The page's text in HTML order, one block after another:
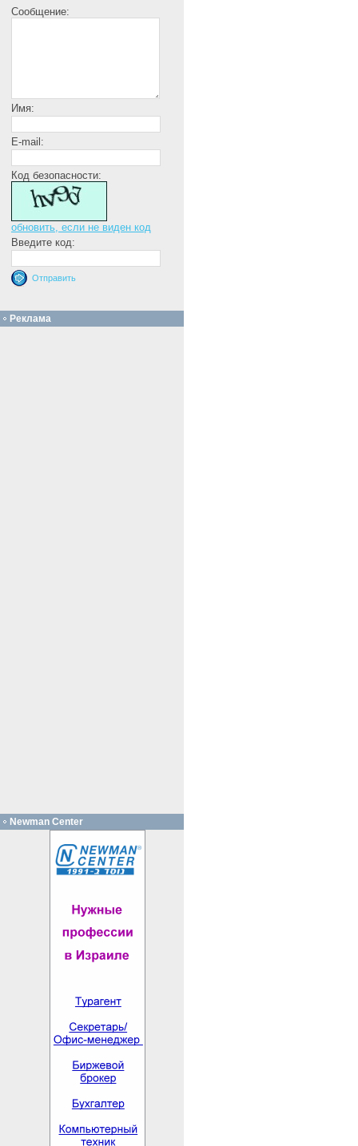
Сообщение:
Имя:
E-mail:
Код безопасности:
обновить, если не виден код
Введите код:
Реклама
Newman Center